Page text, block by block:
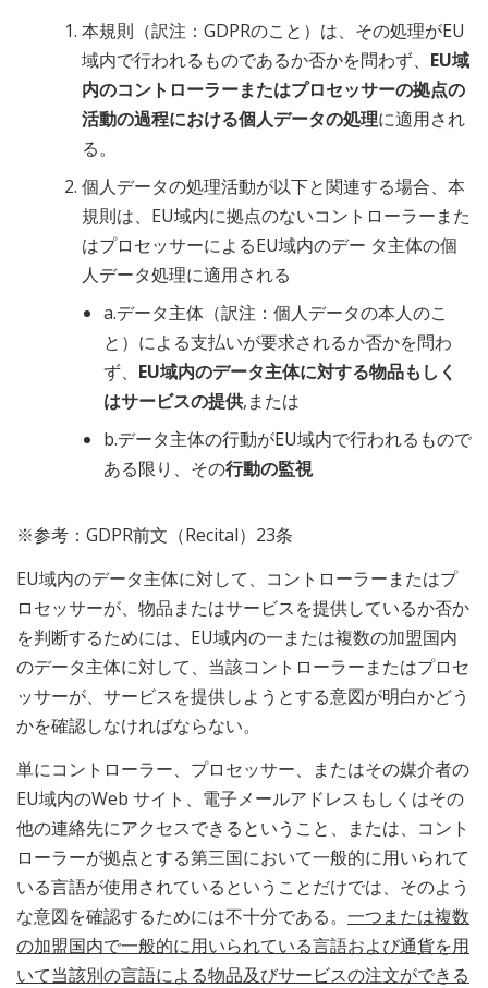
本規則（訳注：GDPRのこと）は、その処理がEU
域内で行われるものであるか否かを問わず、 EU域
内のコントローラーまたはプロセッサーの拠点の
活動の過程における個人データの処理に適用され
る。
個人データの処理活動が以下と関連する場合、本
規則は、EU域内に拠点のないコントローラーまた
はプロセッサーによるEU域内のデー タ主体の個
人データ処理に適用される
a.データ主体（訳注：個人データの本人のこ
と）による支払いが要求されるか否かを問わ
ず、 EU域内のデータ主体に対する物品もしく
はサービスの提供,または
b.データ主体の行動がEU域内で行われるもので
ある限り、その行動の監視
※参考：GDPR前文（Recital）23条
EU域内のデータ主体に対して、コントローラーまたはプ
ロセッサーが、物品またはサービスを提供しているか否か
を判断するためには、EU域内の一または複数の加盟国内
のデータ主体に対して、当該コントローラーまたはプロセ
ッサーが、サービスを提供しようとする意図が明白かどう
かを確認しなければならない。
単にコントローラー、プロセッサー、またはその媒介者の
EU域内のWeb サイト、電子メールアドレスもしくはその
他の連絡先にアクセスできるということ、または、コント
ローラーが拠点とする第三国において一般的に用いられて
いる言語が使用されているということだけでは、そのよう
な意図を確認するためには不十分である。 一つまたは複数
の加盟国内で一般的に用いられている言語および通貨を用
いて当該別の言語による物品及びサービスの注文ができる